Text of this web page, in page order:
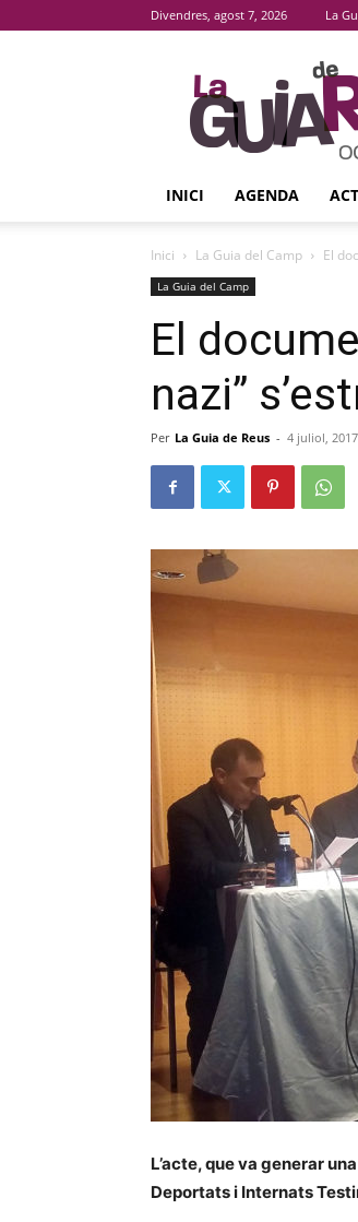
Divendres, agost 7, 2026 La
La
De
INICI AGENDA
Inici La Guia del Camp El
La Guia del Camp
El
nazi”
Per La Guia de Reus - 4 juliol, 2017
L’acte, que va generar
Deportats i Internats